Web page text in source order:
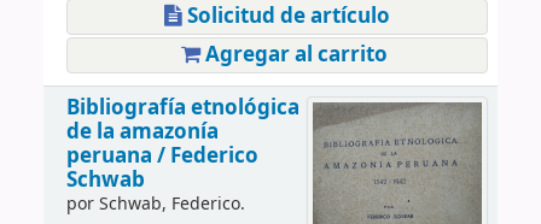
Solicitud de artículo
Agregar al carrito
Bibliografía etnológica
de la amazonía
peruana / Federico
Schwab
porSchwab, Federico.